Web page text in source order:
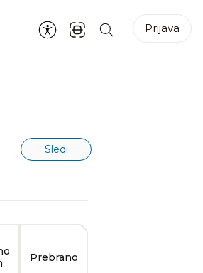
Prijava
Sledi
Prebrano